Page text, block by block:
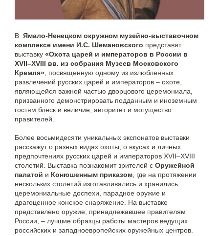
В Ямало-Ненецком окружном музейно-выставочном
комплексе имени И.С. Шемановского представят
выставку «Охота царей и императоров в России в
XVII–XVIII вв. из собрания Музеев Московского
Кремля» , посвященную одному из излюбленных
развлечений русских царей и императоров – охоте,
являющейся важной частью дворцового церемониала,
призванного демонстрировать подданным и иноземным
гостям блеск и величие, авторитет и могущество
правителей.
Более восьмидесяти уникальных экспонатов выставки
расскажут о разных видах охоты, о вкусах и личных
предпочтениях русских царей и императоров XVII–XVIII
столетий. Выставка познакомит зрителей с Оружейной
палатой и Конюшенным приказом , где на протяжении
нескольких столетий изготавливались и хранились
церемониальные доспехи, парадное оружие и
драгоценное конское снаряжение. На выставке
представлено оружие, принадлежавшее правителям
России, – лучшие образцы работы мастеров ведущих
российских и западноевропейских оружейных центров.